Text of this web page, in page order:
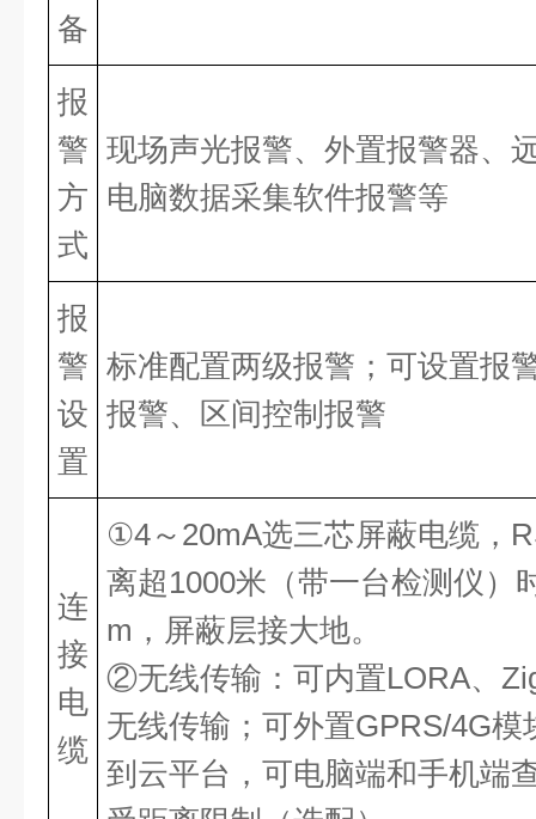
备
报
警
方
式
现场声光报警、外置报警器、
电脑数据采集软件报警等
报
警
设
置
标准配置两级报警；可设置报
报警、区间控制报警
连
接
电
缆
①4～20mA选三芯屏蔽电缆，
离超1000米（带一台检测仪）
m，屏蔽层接大地。
②无线传输：可内置LORA、
无线传输；可外置GPRS/4G
到云平台，可电脑端和手机端